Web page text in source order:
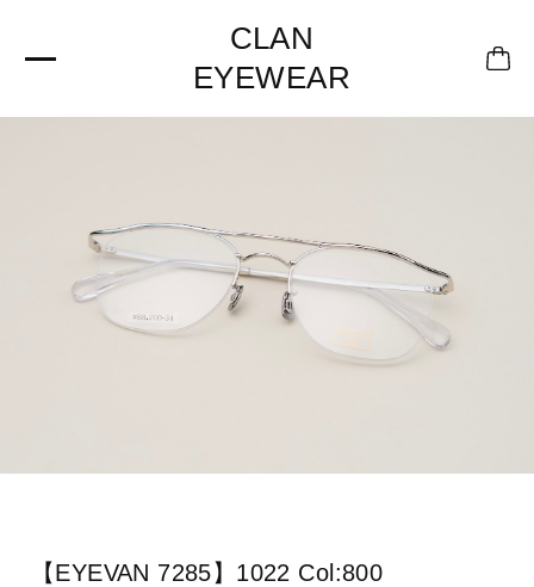
CLAN
EYEWEAR
【EYEVAN 7285】1022 Col:800